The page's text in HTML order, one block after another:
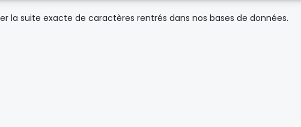
suite exacte de caractères rentrés dans nos bases de données.